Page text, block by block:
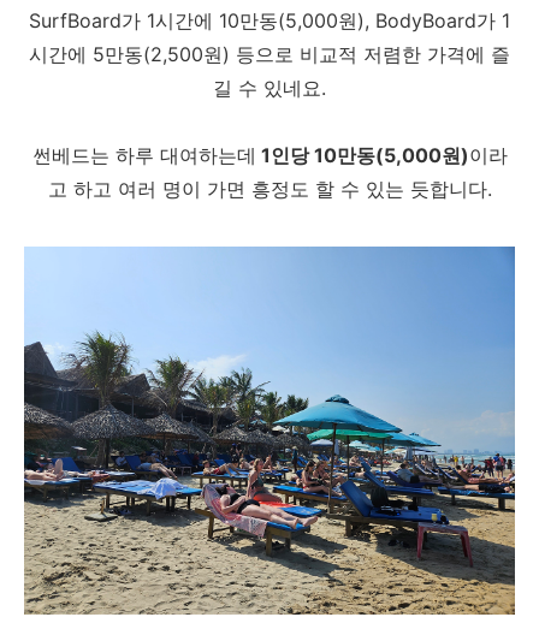
SurfBoard가 1시간에 10만동(5,000원), BodyBoard가 1
시간에 5만동(2,500원) 등으로 비교적 저렴한 가격에 즐
길 수 있네요.
썬베드는 하루 대여하는데 1인당 10만동(5,000원)이라
고 하고 여러 명이 가면 흥정도 할 수 있는 듯합니다.